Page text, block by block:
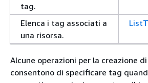
tag.
Elenca i tag associati a
una risorsa.
Alcune operazioni per la creazione
consentono di specificare tag